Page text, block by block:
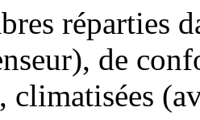
réparties
de
climatisées